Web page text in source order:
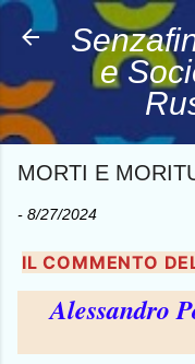
Passa
e
MORTI E
- 8/27/2024
IL COMMENTO
Alessandro